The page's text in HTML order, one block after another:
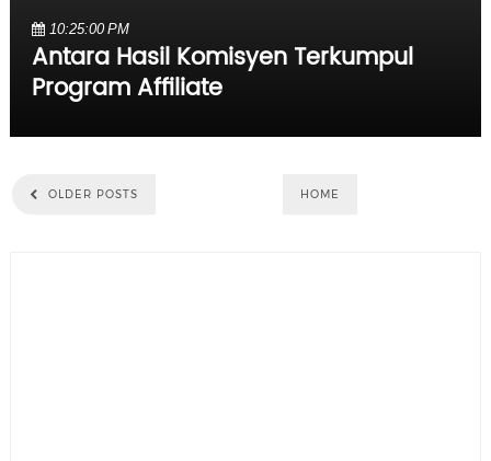
10:25:00 PM
Antara Hasil Komisyen Terkumpul
Program Affiliate
OLDER POSTS HOME